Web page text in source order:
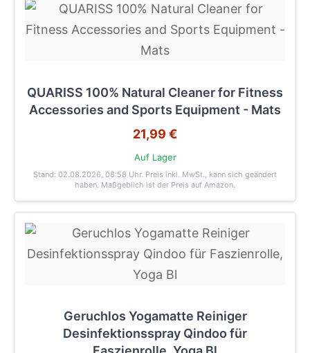
QUARISS 100% Natural Cleaner for Fitness
Accessories and Sports Equipment - Mats
21,99 €
Auf Lager
Stand: 02.08.2026, 08:58 Uhr. Preis inkl. MwSt., kann sich geändert
haben. Maßgeblich ist der Preis auf Amazon.
Geruchlos Yogamatte Reiniger
Desinfektionsspray Qindoo für